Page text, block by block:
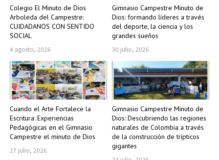
Colegio El Minuto de Dios
Arboleda del Campestre:
CUIDADANOS CON SENTIDO
SOCIAL
4 agosto, 2026
Gimnasio Campestre Minuto de
Dios: formando líderes a través
del deporte, la ciencia y los
grandes sueños
30 julio, 2026
Cuando el Arte Fortalece la
Escritura: Experiencias
Pedagógicas en el Gimnasio
Campestre el minuto de Dios
27 julio, 2026
Gimnasio Campestre Minuto de
Dios: Descubriendo las regiones
naturales de Colombia a través
de la construcción de trípticos
gigantes